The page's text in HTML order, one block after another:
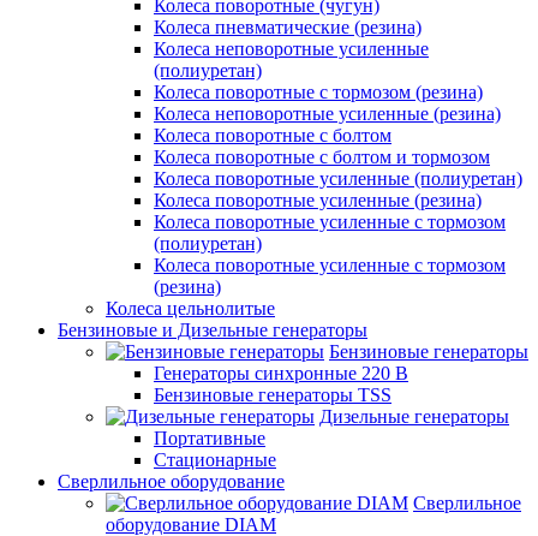
Колеса поворотные (чугун)
Колеса пневматические (резина)
Колеса неповоротные усиленные
(полиуретан)
Колеса поворотные c тормозом (резина)
Колеса неповоротные усиленные (резина)
Колеса поворотные с болтом
Колеса поворотные с болтом и тормозом
Колеса поворотные усиленные (полиуретан)
Колеса поворотные усиленные (резина)
Колеса поворотные усиленные с тормозом
(полиуретан)
Колеса поворотные усиленные с тормозом
(резина)
Колеса цельнолитые
Бензиновые и Дизельные генераторы
Бензиновые генераторы
Генераторы синхронные 220 В
Бензиновые генераторы TSS
Дизельные генераторы
Портативные
Стационарные
Сверлильное оборудование
Сверлильное
оборудование DIAM